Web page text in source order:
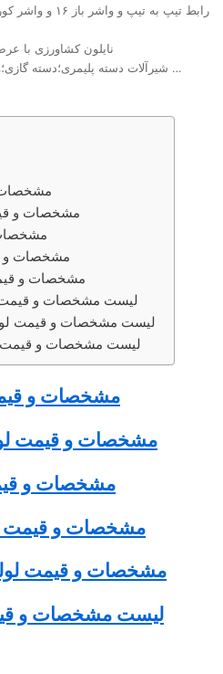
?نایلون کشاورزی با
?شیرآلات دسته پلیمری؛دسته گازی؛ویفری؛چدنی زبانه لاستیک؛ آبریز و …
مشخصات
مشخصات و
مشخصات
مشخصات و
مشخصات و
لیست مشخصات و قیمت لوله
لیست مشخصات و قیمت
لیست مشخصات و قیمت
مشخصات و
مشخصات و قیمت
مشخصات و
مشخصات و قیمت
مشخصات و قیمت
لیست مشخصات و